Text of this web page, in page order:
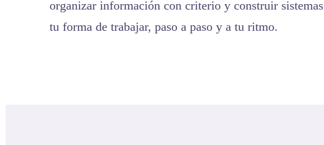
organizar información con criterio y construir sistemas
tu forma de trabajar, paso a paso y a tu ritmo.